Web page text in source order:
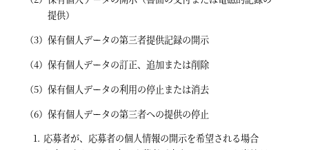
提供）
保有個人データの第三者提供記録の開示
保有個人データの訂正、追加または削除
保有個人データの利用の停止または消去
保有個人データの第三者への提供の停止
応募者が、応募者の個人情報の開示を希望される場合